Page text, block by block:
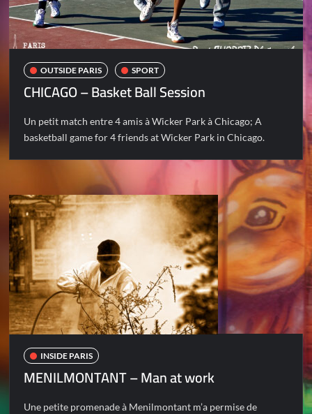
OUTSIDE PARIS SPORT
CHICAGO – Basket Ball Session
Un petit match entre 4 amis à Wicker Park à Chicago; A
basketball game for 4 friends at Wicker Park in Chicago.
INSIDE PARIS
MENILMONTANT – Man at work
Une petite promenade à Menilmontant m’a permise de